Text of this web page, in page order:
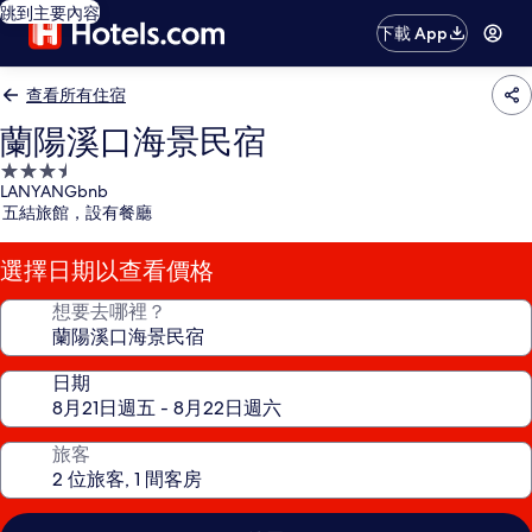
跳到主要內容
下載 App
查看所有住宿
蘭陽溪口海景民宿
3.5
星
級
住
宿
LANYANGbnb
五結旅館，設有餐廳
選擇日期以查看價格
想要去哪裡？
日期
旅客